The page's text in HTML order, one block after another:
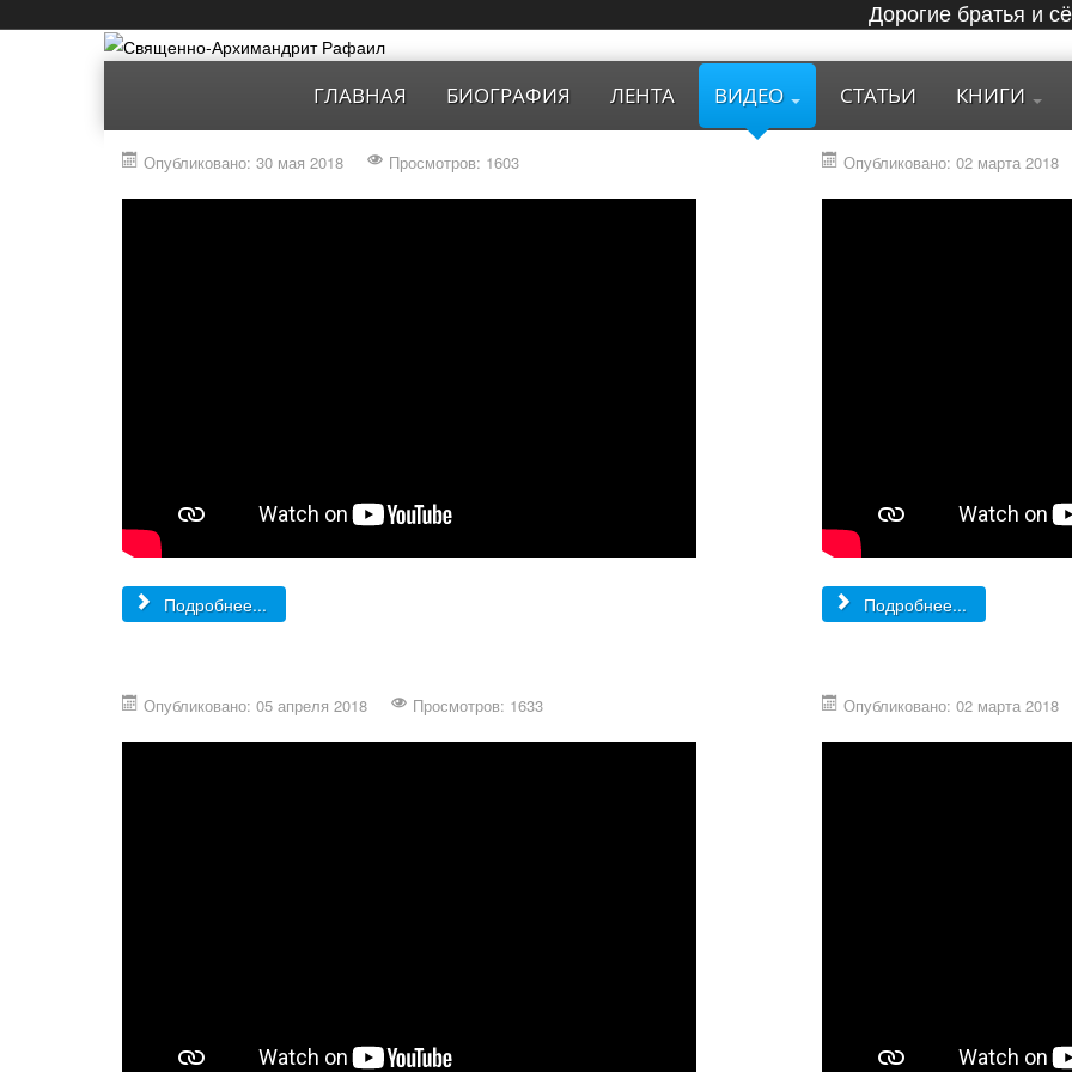
Дорогие братья и
ГЛАВНАЯ БИОГРАФИЯ ЛЕНТА ВИДЕО СТАТЬИ КНИГИ
Опубликовано: 30 мая 2018 Просмотров: 1603
Подробнее...
Опубликовано: 02 марта 2018
Подробнее...
Опубликовано: 05 апреля 2018 Просмотров: 1633 Опубликовано: 02 марта 2018